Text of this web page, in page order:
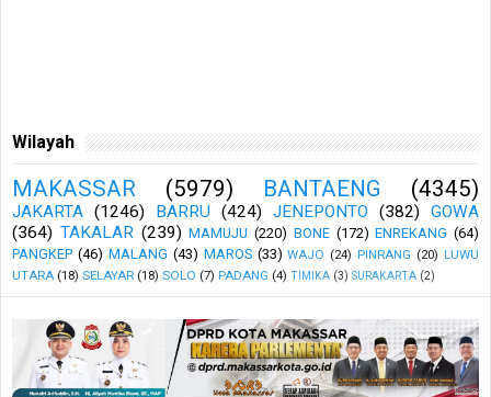
Wilayah
MAKASSAR (5979) BANTAENG (4345)
JAKARTA (1246) BARRU (424) JENEPONTO (382)
GOWA
(364) TAKALAR (239) MAMUJU (220) BONE (172) ENREKANG (64)
PANGKEP (46) MALANG (43) MAROS (33) WAJO (24) PINRANG (20) LUWU
UTARA (18) SELAYAR (18) SOLO (7) PADANG (4) TIMIKA (3) SURAKARTA (2)